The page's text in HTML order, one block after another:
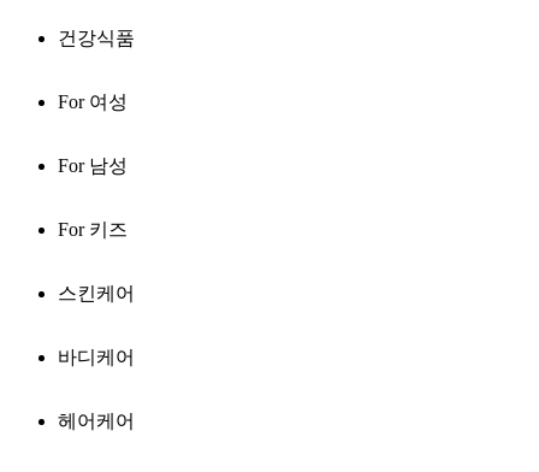
건강식품
For 여성
For 남성
For 키즈
스킨케어
바디케어
헤어케어